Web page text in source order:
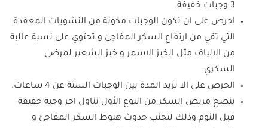
3 وجبات خفيفة.
احرص على ان تكون الوجبات مكونة من النشويات المعقدة
التي تقي من ارتفاع السكر المفاجئ و تحتوي على نسبة عالية
من الالياف مثل الخبز الاسمر و خبز الشعير لمرضى
السكري.
الحرص على الا تزيد المدة بين الوجبات الستة عن 4 ساعات.
ينصح مريض السكر من النوع الأول تناول اخر وجبة خفيفة
قبل النوم وذلك لتجنب حدوث هبوط السكر المفاجئ و